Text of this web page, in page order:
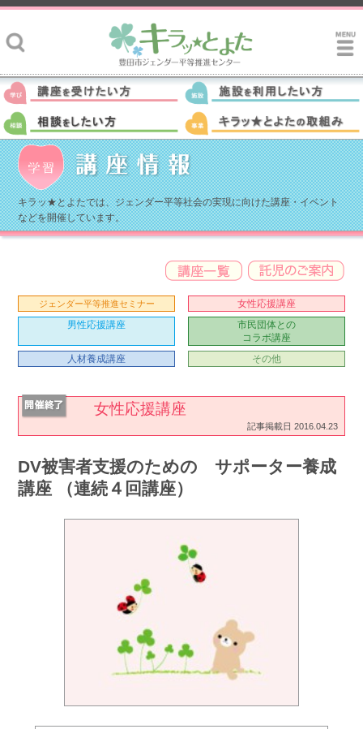
キラッ★とよたでは、ジェンダー平等社会の実現に向けた講座・イベント
などを開催しています。
ジェンダー平等推進セミナー
女性応援講座
男性応援講座
市民団体との
コラボ講座
人材養成講座
その他
女性応援講座
記事掲載日 2016.04.23
DV被害者支援のための サポーター養成
講座 （連続４回講座）